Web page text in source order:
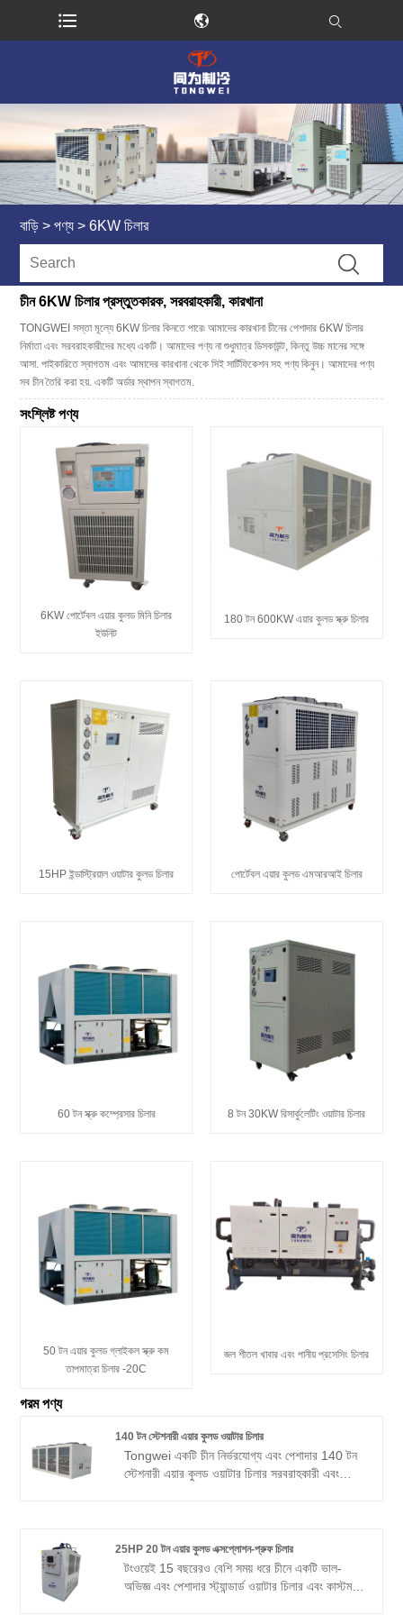
বাড়ি > পণ্য > 6KW চিলার
চীন 6KW চিলার প্রস্তুতকারক, সরবরাহকারী, কারখানা
TONGWEI সস্তা মূল্যে 6KW চিলার কিনতে পারে৷ আমাদের কারখানা চীনের পেশাদার 6KW চিলার
নির্মাতা এবং সরবরাহকারীদের মধ্যে একটি। আমাদের পণ্য না শুধুমাত্র ডিসকাউন্ট, কিন্তু উচ্চ মানের সঙ্গে
আসা. পাইকারিতে স্বাগতম এবং আমাদের কারখানা থেকে সিই সার্টিফিকেশন সহ পণ্য কিনুন। আমাদের পণ্য
সব চীন তৈরি করা হয়. একটি অর্ডার স্থাপন স্বাগতম.
সংশ্লিষ্ট পণ্য
6KW পোর্টেবল এয়ার কুলড মিনি চিলার
ইউনিট
180 টন 600KW এয়ার কুলড স্ক্রু চিলার
15HP ইন্ডাস্ট্রিয়াল ওয়াটার কুলড চিলার পোর্টেবল এয়ার কুলড এমআরআই চিলার
60 টন স্ক্রু কম্প্রেসার চিলার 8 টন 30KW রিসার্কুলেটিং ওয়াটার চিলার
50 টন এয়ার কুলড গ্লাইকল স্ক্রু কম
তাপমাত্রা চিলার -20C
জল শীতল খাবার এবং পানীয় প্রসেসিং চিলার
গরম পণ্য
140 টন স্টেশনারী এয়ার কুলড ওয়াটার চিলার
Tongwei একটি চীন নির্ভরযোগ্য এবং পেশাদার 140 টন
স্টেশনারী এয়ার কুলড ওয়াটার চিলার সরবরাহকারী এবং
সাথে যেমন এয়ার কুলড কনডেনসার, হ্যানবেল/বিটজার স্ক্রু
কম্প্রেসার, শেল-এন্ড-টিউব টাইপ হিট এক্সচেঞ্জার, পিএলসি
তাপমাত্রা নিয়ন্ত্রক। এটি একটি কুলিং টাওয়ার, এবং সহজ
25HP 20 টন এয়ার কুলড এক্সপ্লোশন-প্রুফ চিলার
টংওয়েই 15 বছরেরও বেশি সময় ধরে চীনে একটি ভাল-
অভিজ্ঞ এবং পেশাদার স্ট্যান্ডার্ড ওয়াটার চিলার এবং কাস্টম